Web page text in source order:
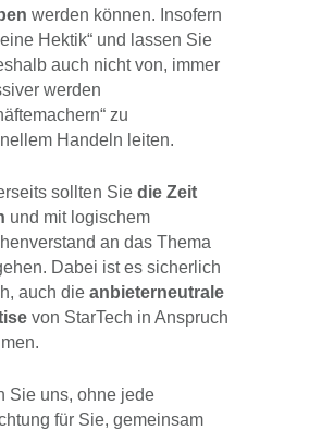
werden können. Insofern
Hektik“ und lassen Sie
auch nicht von, immer
werden
zu
Handeln leiten.
sollten Sie die Zeit
und mit logischem
an das Thema
Dabei ist es sicherlich
auch die anbieterneutrale
von StarTech in Anspruch
Sie uns, ohne jede
für Sie, gemeinsam